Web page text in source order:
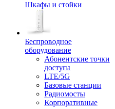
Шкафы и стойки
Беспроводное
оборудование
Абонентские точки
доступа
LTE/5G
Базовые станции
Радиомосты
Корпоративные